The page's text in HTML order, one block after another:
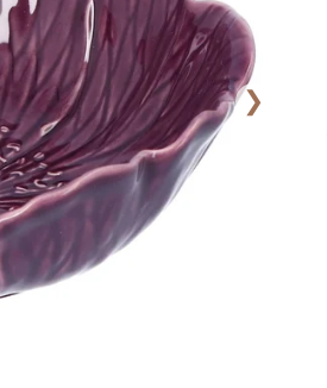
❯